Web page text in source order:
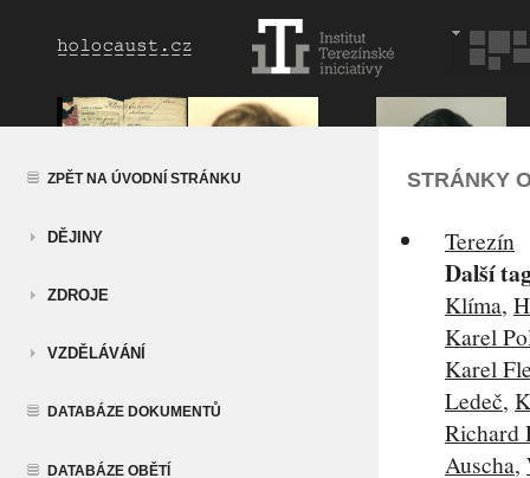
ZPĚT NA ÚVODNÍ STRÁNKU
DĚJINY
ZDROJE
VZDĚLÁVÁNÍ
DATABÁZE DOKUMENTŮ
DATABÁZE OBĚTÍ
STRÁNKY
Terezín
Další
Klíma,
Karel
Karel
Ledeč,
Richard
Auscha,